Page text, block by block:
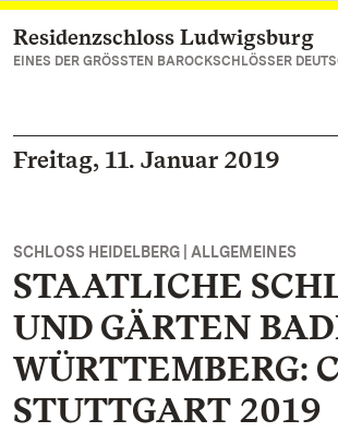
Zum Hauptinhalt springen
Residenzschloss Ludwigsburg
EINES DER GRÖSSTEN BAROCKSCHLÖSSER
Freitag, 11. Januar 2019
SCHLOSS HEIDELBERG | ALLGEMEINES
STAATLICHE
UND GÄRTEN
WÜRTTEMBERG:
STUTTGART 2019